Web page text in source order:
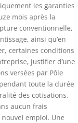
les garanties
mois après la
conventionnelle,
ainsi qu’en
certaines conditions
justifier d’une
versées par Pôle
toute la durée
des cotisations.
aucun frais
emploi. Une